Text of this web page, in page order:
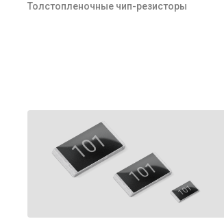
Толстопленочные чип-резисторы